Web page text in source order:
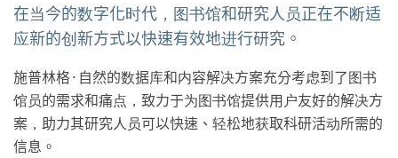
在当今的数字化时代，图书馆和研究人员正在不断适
应新的创新方式以快速有效地进行研究。
施普林格·自然的数据库和内容解决方案充分考虑到了图书
馆员的需求和痛点，致力于为图书馆提供用户友好的解决方
案，助力其研究人员可以快速、轻松地获取科研活动所需的
信息。